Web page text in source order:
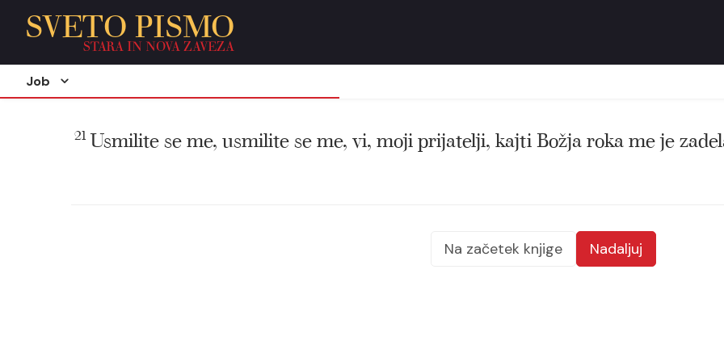
SVETO PISMO
STARA IN NOVA ZAVEZA
Job
21 Usmilite se me, usmilite se me, vi, moji prijatelji, kajti Božja roka me je
Na začetek knjige Nadaljuj